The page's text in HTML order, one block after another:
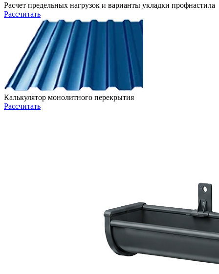
Расчет предельных нагрузок и варианты укладки профнастила
Рассчитать
Калькулятор монолитного перекрытия
Рассчитать